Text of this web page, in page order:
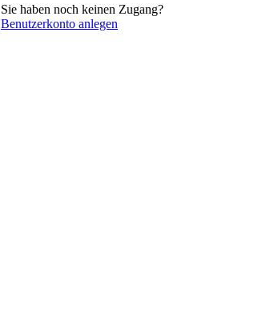
Sie haben noch keinen Zugang?
Benutzerkonto anlegen